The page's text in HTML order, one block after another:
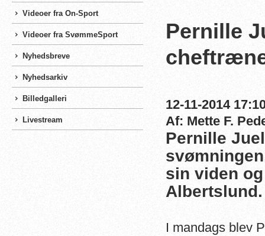
Videoer fra On-Sport
Videoer fra SvømmeSport
Nyhedsbreve
Nyhedsarkiv
Billedgalleri
Livestream
Pernille
12-11-2014
Af: Mette F.
Pernille
sin viden
Albertslund.
I mandags blev